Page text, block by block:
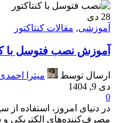
28 دی
آموزشی, مقالات کنتاکتور
آموزش نصب فتوسل با
ارسال توسط
میترا
دی 9, 1404
0
در دنیای امروز، استفاده
مصرف‌کننده‌های الکتریکی